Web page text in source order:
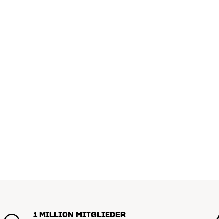
1 MILLION MITGLIEDER